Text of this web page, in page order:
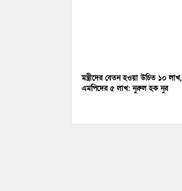
মন্ত্রীদের বেতন হওয়া উচিত ১০ লাখ,
এমপিদের ৫ লাখ: নুরুল হক নুর